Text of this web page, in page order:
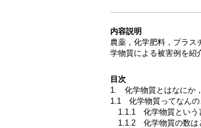
内容説明
農薬，化学肥料，プラス
学物質による被害例を紹
目次
1. 化学物質とはなにか
1.1 化学物質ってなんの
1.1.1 化学物質という
1.1.2 化学物質の数は